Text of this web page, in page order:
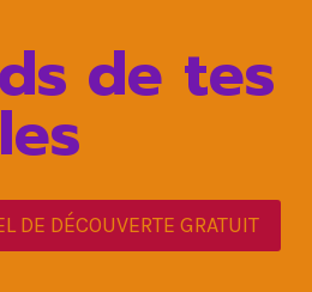
de tes
DE DÉCOUVERTE GRATUIT